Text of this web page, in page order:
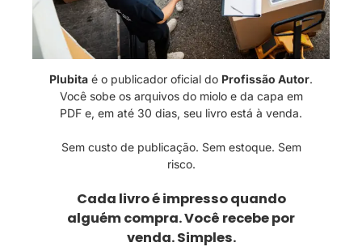
Plubita é o publicador oficial do Profissão Autor.
Você sobe os arquivos do miolo e da capa em
PDF e, em até 30 dias, seu livro está à venda.
Sem custo de publicação. Sem estoque. Sem
risco.
Cada livro é impresso quando
alguém compra. Você recebe por
venda. Simples.